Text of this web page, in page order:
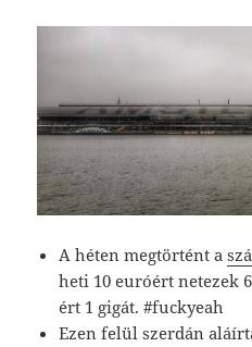
A héten megtörtént a
heti 10 euróért netezek
ért 1 gigát. #fuckyeah
Ezen felül szerdán